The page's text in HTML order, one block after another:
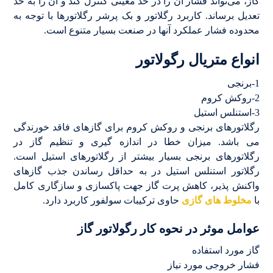
تعدیل برساند. کاربرد رگلاتور و بک پرشر رگلاتورها با توجه به
محدوده فشار عملکرد آنها در صنعت بسیار متنوع است.
انواع متریال رگولاتور
1-برنجی
2-روکش کروم
3-استنلس استیل
رگلاتورهای برنجی و روکش کروم برای گازهای فاقد خورندگی
می باشد. میزان خطا در اندازه گیری و تنظیم گاز در
رگلاتورهای برنجی بسیار بیشتر از رگلاتورهای استیل است.
رگلاتور استنلس استیل در به حداقل رساندن جذب گازهای
واکنش پذیر، کاهش پرت گاز جهت پاکسازی و سازگاری کامل
با مخلوط های گازی حاوی ترکیبات سولفور کاربرد دارد.
عوامل موثر در نحوه کار رگولاتور گاز
گاز مورد استفاده
فشار خروجی مورد نیاز